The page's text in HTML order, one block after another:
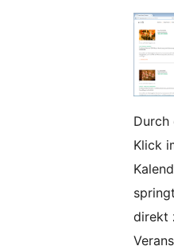
Durch
Klick
direkt